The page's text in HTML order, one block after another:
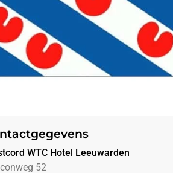
WTC Hotel Leeuwarden
52